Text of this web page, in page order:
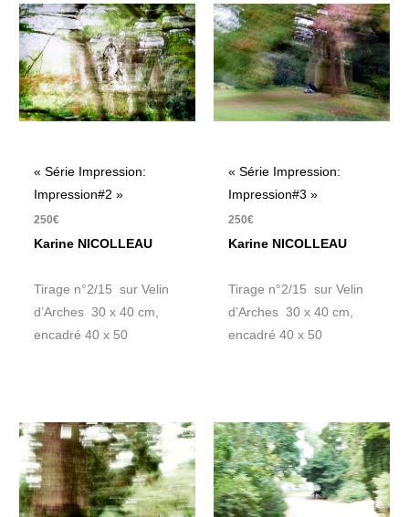
« Série Impression:
Impression#2 »
250€
Karine NICOLLEAU
Tirage n°2/15 sur Velin
d’Arches 30 x 40 cm,
encadré 40 x 50
« Série Impression:
Impression#3 »
250€
Karine NICOLLEAU
Tirage n°2/15 sur Velin
d’Arches 30 x 40 cm,
encadré 40 x 50